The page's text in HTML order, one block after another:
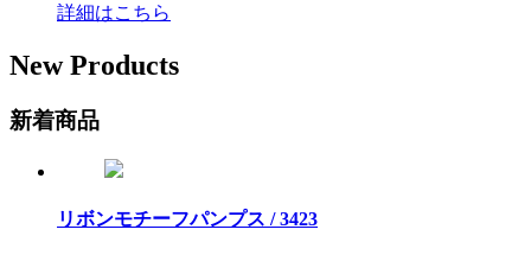
詳細はこちら
New Products
新着商品
リボンモチーフパンプス / 3423